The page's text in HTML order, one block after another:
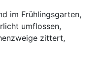
im Frühlingsgarten,
umflossen,
zittert,